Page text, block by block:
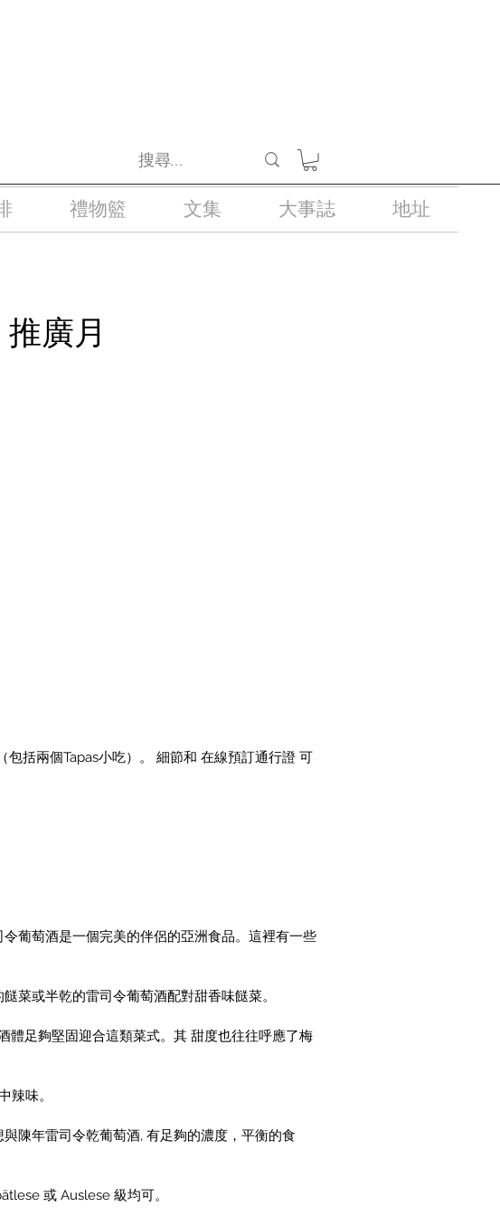
禮物籃 文集 大事誌 地址
廣月
括兩個Tapas小吃）。 細節和 在線預訂通行證 可
葡萄酒是一個完美的伴侶的亞洲食品。這裡有一些
菜或半乾的雷司令葡萄酒配對甜香味餸菜。
體足夠堅固迎合這類菜式。其 甜度也往往呼應了梅
辣味。
陳年雷司令乾葡萄酒, 有足夠的濃度，平衡的食
或 Auslese 級均可。